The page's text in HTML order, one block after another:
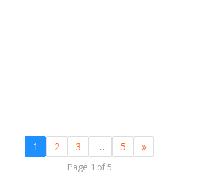
1 2 3 … 5 »
Page 1 of 5